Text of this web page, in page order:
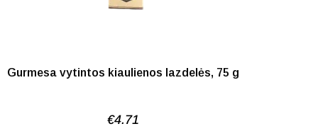
Gurmesa vytintos kiaulienos lazdelės, 75 g
€4.71